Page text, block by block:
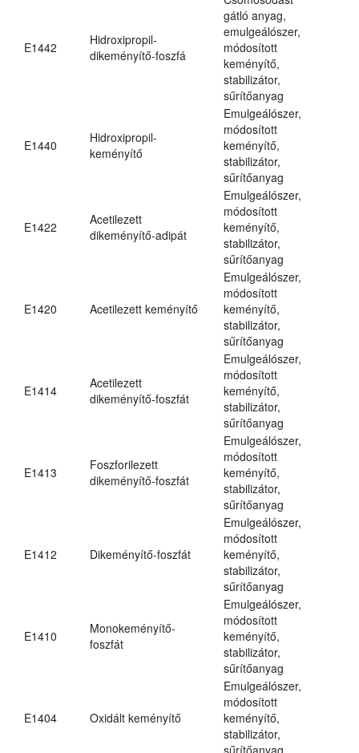
E1442
Hidroxipropil-
dikeményítő-foszfá
gátló anyag,
emulgeálószer,
módosított
keményítő,
stabilizátor,
sűrítőanyag
E1440
Hidroxipropil-
keményítő
Emulgeálószer,
módosított
keményítő,
stabilizátor,
sűrítőanyag
E1422
Acetilezett
dikeményítő-adipát
Emulgeálószer,
módosított
keményítő,
stabilizátor,
sűrítőanyag
E1420 Acetilezett keményítő
Emulgeálószer,
módosított
keményítő,
stabilizátor,
sűrítőanyag
E1414
Acetilezett
dikeményítő-foszfát
Emulgeálószer,
módosított
keményítő,
stabilizátor,
sűrítőanyag
E1413
Foszforilezett
dikeményítő-foszfát
Emulgeálószer,
módosított
keményítő,
stabilizátor,
sűrítőanyag
E1412 Dikeményítő-foszfát
Emulgeálószer,
módosított
keményítő,
stabilizátor,
sűrítőanyag
E1410
Monokeményítő-
foszfát
Emulgeálószer,
módosított
keményítő,
stabilizátor,
sűrítőanyag
E1404 Oxidált keményítő
Emulgeálószer,
módosított
keményítő,
stabilizátor,
sűrítőanyag